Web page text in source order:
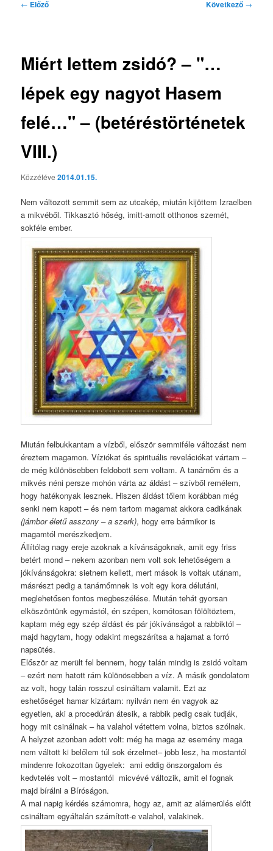
Bejegyzés
← Előző Következő →
Miért lettem zsidó? – "…
lépek egy nagyot Hasem
felé…" – (betéréstörténetek
VIII.)
Közzétéve2014.01.15.
Nem változott semmit sem az utcakép, miután kijöttem Izraelben
a mikvéből. Tikkasztó hőség, imitt-amott otthonos szemét,
sokféle ember.
Miután felbukkantam a vízből, először semmiféle változást nem
éreztem magamon. Víziókat és spirituális revelációkat vártam –
de még különösebben feldobott sem voltam. A tanárnőm és a
mikvés néni persze mohón várta az áldást – szívből remélem,
hogy hatékonyak lesznek. Hiszen áldást tőlem korábban még
senki nem kapott – és nem tartom magamat akkora cadikának
(jámbor életű asszony – a szerk), hogy erre bármikor is
magamtól merészkedjem.
Állítólag nagy ereje azoknak a kívánságoknak, amit egy friss
betért mond – nekem azonban nem volt sok lehetőségem a
jókívánságokra: sietnem kellett, mert mások is voltak utánam,
másrészt pedig a tanárnőmnek is volt egy kora délutáni,
meglehetősen fontos megbeszélése. Miután tehát gyorsan
elköszöntünk egymástól, én szépen, komótosan fölöltöztem,
kaptam még egy szép áldást és pár jókívánságot a rabbiktól –
majd hagytam, hogy odakint megszárítsa a hajamat a forró
napsütés.
Először az merült fel bennem, hogy talán mindig is zsidó voltam
– ezért nem hatott rám különösebben a víz. A másik gondolatom
az volt, hogy talán rosszul csináltam valamit. Ezt az
eshetőséget hamar kizártam: nyilván nem én vagyok az
egyetlen, aki a procedúrán átesik, a rabbik pedig csak tudják,
hogy mit csinálnak – ha valahol vétettem volna, biztos szólnak.
A helyzet azonban adott volt: még ha maga az esemény maga
nem váltott ki belőlem túl sok érzelmet– jobb lesz, ha mostantól
mindenre fokozottan ügyelek: ami eddig önszorgalom és
kedvtelés volt – mostantól micvévé változik, amit el fognak
majd bírálni a Bíróságon.
A mai napig kérdés számomra, hogy az, amit az alámerülés előtt
csináltam egyáltalán számított-e valahol, valakinek.